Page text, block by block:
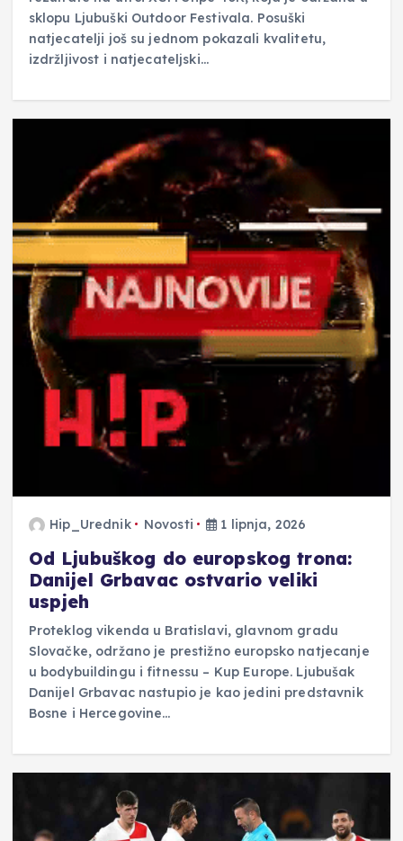
sklopu Ljubuški Outdoor Festivala. Posuški
natjecatelji još su jednom pokazali kvalitetu,
izdržljivost i natjecateljski…
Hip_Urednik Novosti 1 lipnja, 2026
Od Ljubuškog do europskog trona:
Danijel Grbavac ostvario veliki
uspjeh
Proteklog vikenda u Bratislavi, glavnom gradu
Slovačke, održano je prestižno europsko natjecanje
u bodybuildingu i fitnessu – Kup Europe. Ljubušak
Danijel Grbavac nastupio je kao jedini predstavnik
Bosne i Hercegovine…